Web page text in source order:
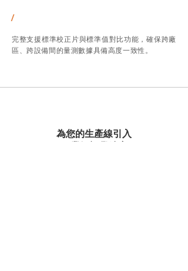
/
完整支援標準校正片與標準值對比功能，確保跨廠
區、跨設備間的量測數據具備高度一致性。
為您的生產線引入